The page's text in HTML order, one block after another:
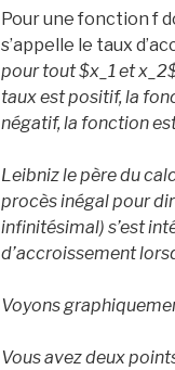
Pour une fonction f
s’appelle le taux
pour tout $x_ 1et x_ 2
taux est positif, la
négatif, la fonction
Leibniz le père du
procès inégal pour
infinitésimal) s’est
d’accroissement
Voyons
Vous avez deux